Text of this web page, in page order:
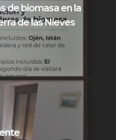
de biomasa en la
de las Nieves